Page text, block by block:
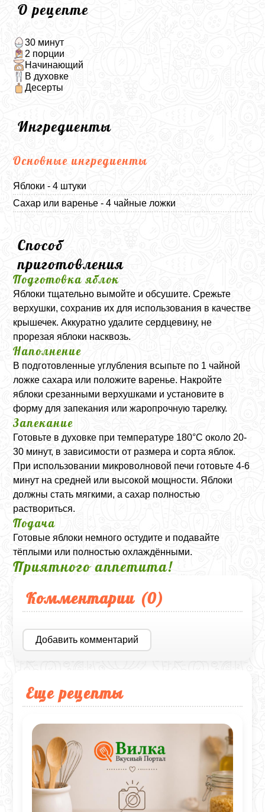
О рецепте
30 минут
2 порции
Начинающий
В духовке
Десерты
Ингредиенты
Основные ингредиенты
Яблоки - 4 штуки
Сахар или варенье - 4 чайные ложки
Способ
приготовления
Подготовка яблок
Яблоки тщательно вымойте и обсушите. Срежьте
верхушки, сохранив их для использования в качестве
крышечек. Аккуратно удалите сердцевину, не
прорезая яблоки насквозь.
Наполнение
В подготовленные углубления всыпьте по 1 чайной
ложке сахара или положите варенье. Накройте
яблоки срезанными верхушками и установите в
форму для запекания или жаропрочную тарелку.
Запекание
Готовьте в духовке при температуре 180°C около 20-
30 минут, в зависимости от размера и сорта яблок.
При использовании микроволновой печи готовьте 4-6
минут на средней или высокой мощности. Яблоки
должны стать мягкими, а сахар полностью
раствориться.
Подача
Готовые яблоки немного остудите и подавайте
тёплыми или полностью охлаждёнными.
Приятного аппетита!
Комментарии (0)
Добавить комментарий
Еще рецепты